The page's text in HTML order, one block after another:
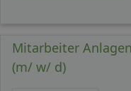
Mitarbeiter
(m/ w/ d)